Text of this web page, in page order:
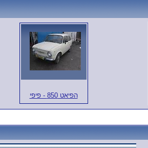
הפיאט 850 - פיפי